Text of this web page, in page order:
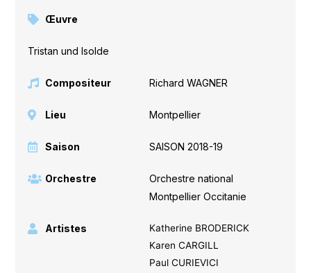
Œuvre
Tristan und Isolde
Compositeur Richard WAGNER
Lieu Montpellier
Saison SAISON 2018-19
Orchestre
Orchestre national
Montpellier Occitanie
Artistes
Katherine BRODERICK
Karen CARGILL
Paul CURIEVICI